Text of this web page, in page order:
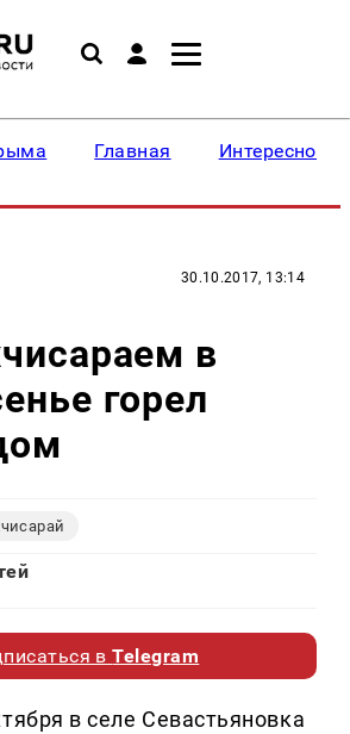
Главная Интересное
30.10.2017, 13:14
в
горел
вTelegram
в селе Севастьяновка